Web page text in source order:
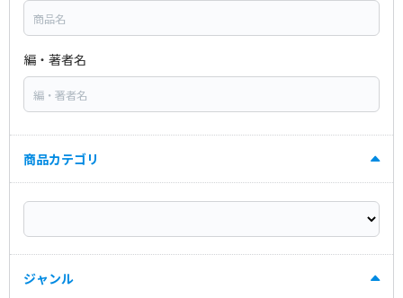
編・著者名
商品カテゴリ
ジャンル